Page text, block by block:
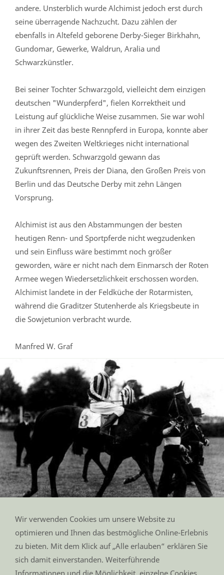
andere. Unsterblich wurde Alchimist jedoch erst durch
seine überragende Nachzucht. Dazu zählen der
ebenfalls in Altefeld geborene Derby-Sieger Birkhahn,
Gundomar, Gewerke, Waldrun, Aralia und
Schwarzkünstler.
Bei seiner Tochter Schwarzgold, vielleicht dem einzigen
deutschen "Wunderpferd", fielen Korrektheit und
Leistung auf glückliche Weise zusammen. Sie war wohl
in ihrer Zeit das beste Rennpferd in Europa, konnte aber
wegen des Zweiten Weltkrieges nicht international
geprüft werden. Schwarzgold gewann das
Zukunftsrennen, Preis der Diana, den Großen Preis von
Berlin und das Deutsche Derby mit zehn Längen
Vorsprung.
Alchimist ist aus den Abstammungen der besten
heutigen Renn- und Sportpferde nicht wegzudenken
und sein Einfluss wäre bestimmt noch größer
geworden, wäre er nicht nach dem Einmarsch der Roten
Armee wegen Wiedersetzlichkeit erschossen worden.
Alchimist landete in der Feldküche der Rotarmisten,
während die Graditzer Stutenherde als Kriegsbeute in
die Sowjetunion verbracht wurde.
Manfred W. Graf
Alchimist - der Derbysieger von 1933
Impressum
Wir verwenden Cookies um unsere Website zu
optimieren und Ihnen das bestmögliche Online-Erlebnis
zu bieten. Mit dem Klick auf „Alle erlauben“ erklären Sie
sich damit einverstanden. Weiterführende
Informationen und die Möglichkeit, einzelne Cookies